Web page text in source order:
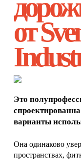
от
Это
варианты
Она одинаково
пространствах,